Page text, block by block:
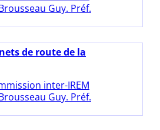
Guy. Préf.
de route de la
inter-IREM
Guy. Préf.